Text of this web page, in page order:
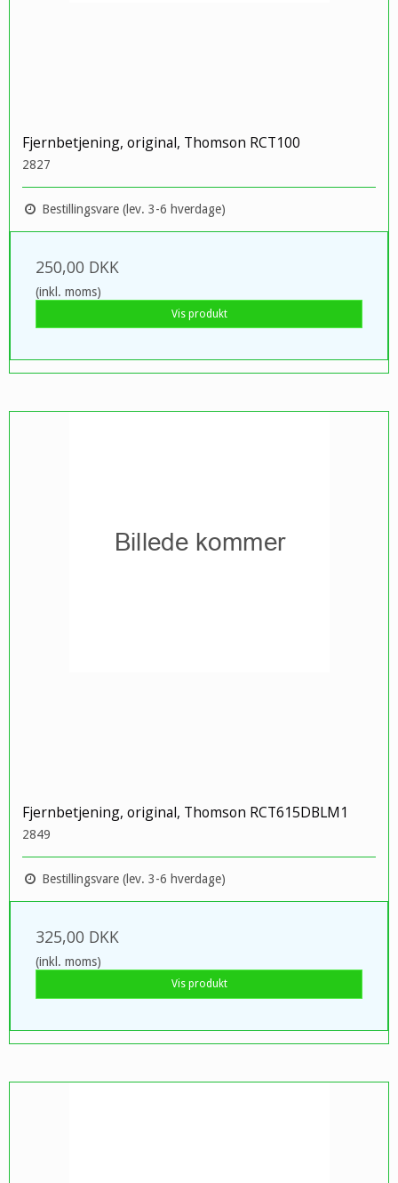
Fjernbetjening, original, Thomson RCT100
2827
Bestillingsvare (lev. 3-6 hverdage)
250,00 DKK
(inkl. moms)
Vis produkt
Fjernbetjening, original, Thomson RCT615DBLM1
2849
Bestillingsvare (lev. 3-6 hverdage)
325,00 DKK
(inkl. moms)
Vis produkt